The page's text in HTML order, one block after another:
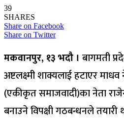
39
SHARES
Share on Facebook
Share on Twitter
मकवानपुर, १३ भदौ । बागमती
अष्टलक्ष्मी शाक्यलाई हटाएर
(एकीकृत समाजवादी)का नेता
बनाउने विपक्षी गठबन्धनले